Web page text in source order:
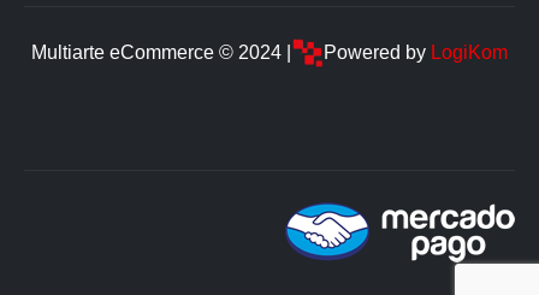
Multiarte eCommerce © 2024 | Powered by LogiKom